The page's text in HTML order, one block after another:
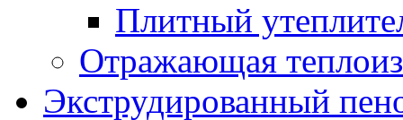
Плитный
Отражающая
Экструдированный